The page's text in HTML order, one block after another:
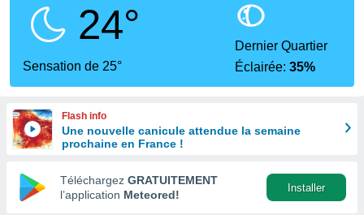
en
24°
Sensation de 25°
Dernier Quartier
Éclairée:35%
Flash info
Une nouvelle canicule attendue la semaine
prochaine en France !
Téléchargez GRATUITEMENT
l’application Meteored!
Installer